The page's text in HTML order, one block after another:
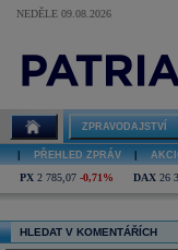
NEDĚLE 09.08.2026
ZPRAVODAJSTVÍ
PŘEHLED ZPRÁV
PX 2 785,07 -0,71% DAX 26
HLEDAT V KOMENTÁŘÍCH